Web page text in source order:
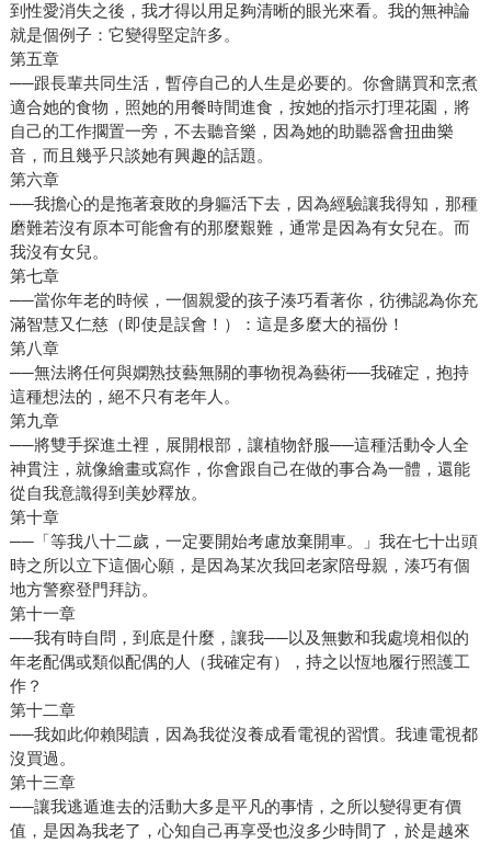
到性愛消失之後，我才得以用足夠清晰的眼光來看。我的無神論
就是個例子：它變得堅定許多。
第五章
──跟長輩共同生活，暫停自己的人生是必要的。你會購買和烹煮
適合她的食物，照她的用餐時間進食，按她的指示打理花園，將
自己的工作擱置一旁，不去聽音樂，因為她的助聽器會扭曲樂
音，而且幾乎只談她有興趣的話題。
第六章
──我擔心的是拖著衰敗的身軀活下去，因為經驗讓我得知，那種
磨難若沒有原本可能會有的那麼艱難，通常是因為有女兒在。而
我沒有女兒。
第七章
──當你年老的時候，一個親愛的孩子湊巧看著你，彷彿認為你充
滿智慧又仁慈（即使是誤會！）：這是多麼大的福份！
第八章
──無法將任何與嫻熟技藝無關的事物視為藝術──我確定，抱持
這種想法的，絕不只有老年人。
第九章
──將雙手探進土裡，展開根部，讓植物舒服──這種活動令人全
神貫注，就像繪畫或寫作，你會跟自己在做的事合為一體，還能
從自我意識得到美妙釋放。
第十章
──「等我八十二歲，一定要開始考慮放棄開車。」我在七十出頭
時之所以立下這個心願，是因為某次我回老家陪母親，湊巧有個
地方警察登門拜訪。
第十一章
──我有時自問，到底是什麼，讓我──以及無數和我處境相似的
年老配偶或類似配偶的人（我確定有），持之以恆地履行照護工
作？
第十二章
──我如此仰賴閱讀，因為我從沒養成看電視的習慣。我連電視都
沒買過。
第十三章
──讓我逃遁進去的活動大多是平凡的事情，之所以變得更有價
值，是因為我老了，心知自己再享受也沒多少時間了，於是越來